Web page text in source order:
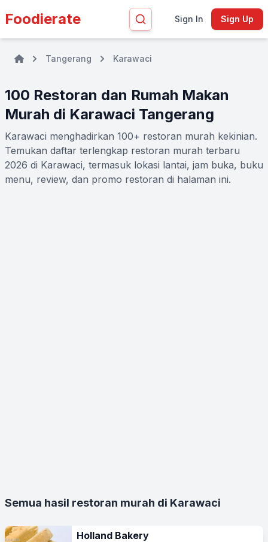
Foodierate Sign In Sign Up
Tangerang Karawaci
100 Restoran dan Rumah Makan
Murah di Karawaci Tangerang
Karawaci menghadirkan 100+ restoran murah kekinian.
Temukan daftar terlengkap restoran murah terbaru
2026 di Karawaci, termasuk lokasi lantai, jam buka, buku
menu, review, dan promo restoran di halaman ini.
Semua hasil restoran murah di Karawaci
Holland Bakery